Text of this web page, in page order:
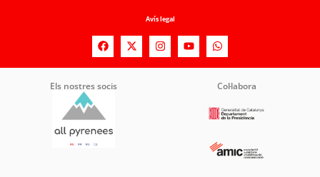
Avís legal
Els nostres socis Col·labora